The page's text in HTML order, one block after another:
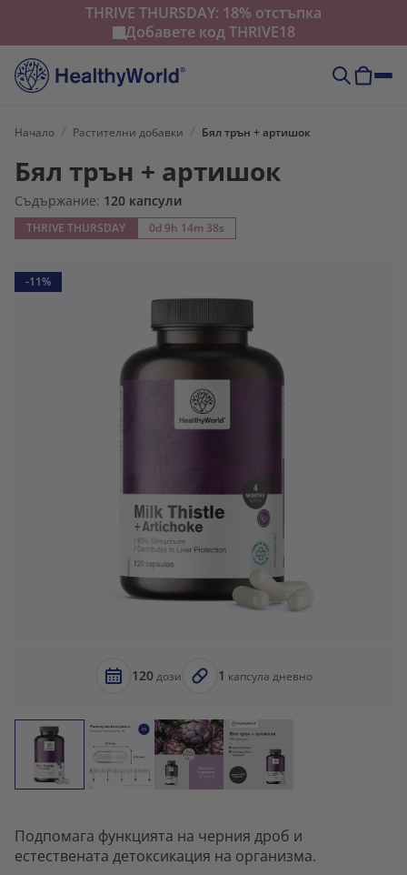
THRIVE THURSDAY: 18% отстъпка
Добавете кодTHRIVE18
Начало Растителни добавки Бял трън + артишок
Бял трън + артишок
Съдържание: 120 капсули
THRIVE THURSDAY 0d 9h 14m 37s
-11%
120дози 1 капсула дневно
Подпомага функцията на черния дроб и
естествената детоксикация на организма.